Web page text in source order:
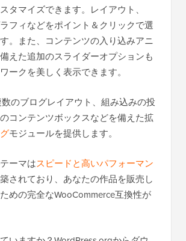
タマイズできます。レイアウト、
フィなどをポイント＆クリックで選
。また、コンテンツの入り込みアニ
えた追加のスライダーオプションも
ークを美しく表示できます。
のブログレイアウト、組み込みの投
コンテンツボックスなどを備えた拡
モジュールを提供します。
ーマはスピードと高いパフォーマン
されており、あなたの作品を販売し
めの完全なWooCommerce互換性が